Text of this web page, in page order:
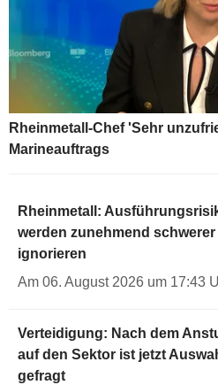
Rheinmetall-Chef 'Sehr
Marineauftrags
Rheinmetall:
werden zunehmend schwerer
ignorieren
Am 06. August 2026 um 17:43
Verteidigung: Nach dem
auf den Sektor ist jetzt
gefragt